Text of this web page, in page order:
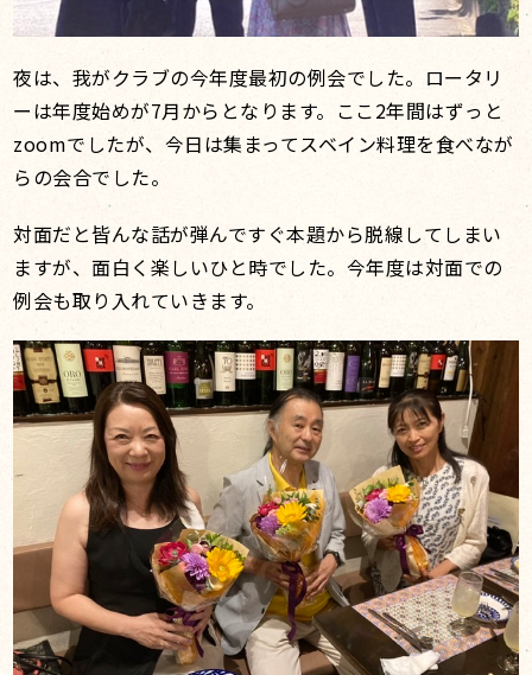
夜は、我がクラブの今年度最初の例会でした。ロータリ
ーは年度始めが7月からとなります。ここ2年間はずっと
zoomでしたが、今日は集まってスベイン料理を食べなが
らの会合でした。
対面だと皆んな話が弾んですぐ本題から脱線してしまい
ますが、面白く楽しいひと時でした。今年度は対面での
例会も取り入れていきます。